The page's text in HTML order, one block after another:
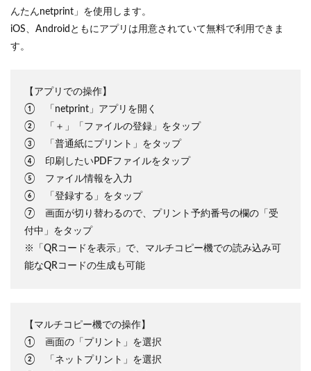
んたんnetprint」を使用します。
iOS、Androidともにアプリは用意されていて無料で利用できま
す。
【アプリでの操作】
① 「netprint」アプリを開く
② 「＋」「ファイルの登録」をタップ
③ 「普通紙にプリント」をタップ
④ 印刷したいPDFファイルをタップ
⑤ ファイル情報を入力
⑥ 「登録する」をタップ
⑦ 画面が切り替わるので、プリント予約番号の欄の「受
付中」をタップ
※「QRコードを表示」で、マルチコピー機での読み込み可
能なQRコードの生成も可能
【マルチコピー機での操作】
① 画面の「プリント」を選択
② 「ネットプリント」を選択